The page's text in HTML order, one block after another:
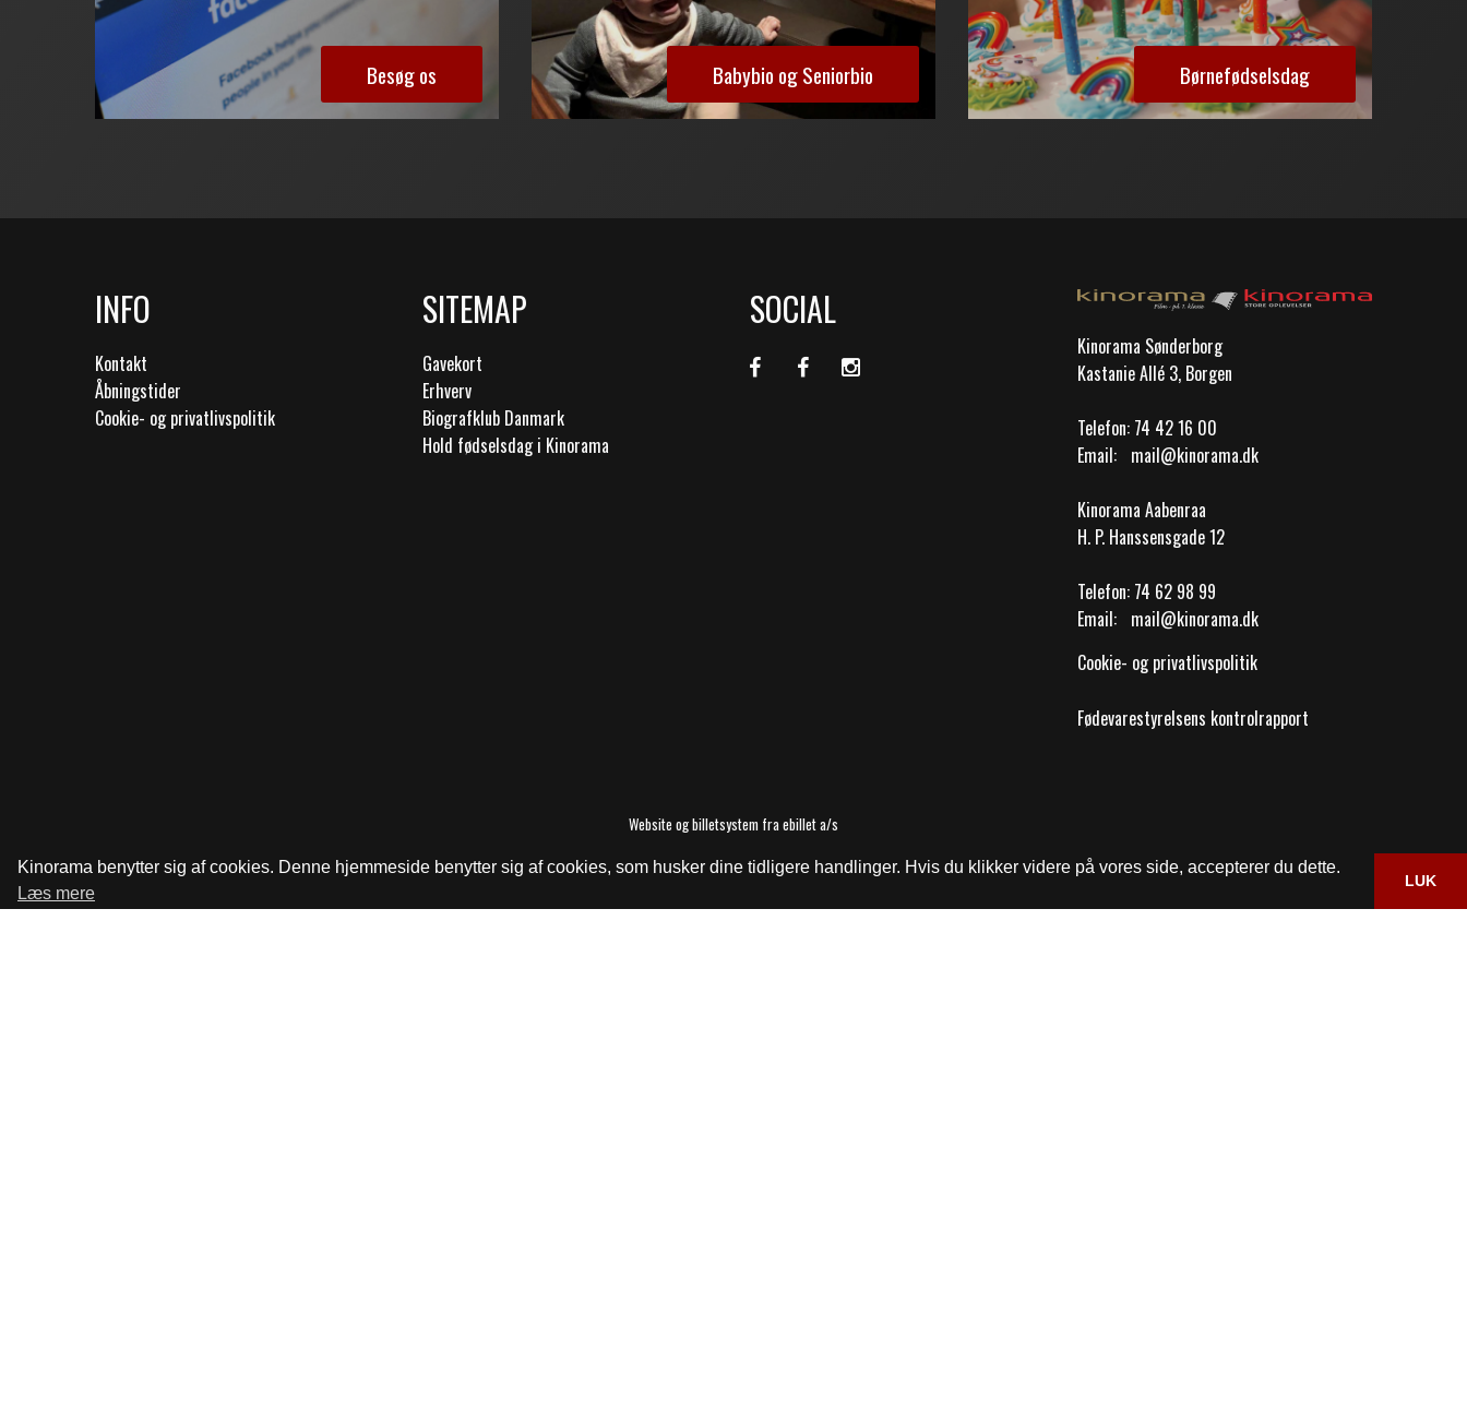
Kinorama benytter sig af cookies. Denne hjemmeside benytter sig af cookies, som husker dine tidligere handlinger. Hvis du klikker videre på vores side, accepterer du dette.
Læs mere
LUK
Besøg os Babybio og Seniorbio Børnefødselsdag
INFO
Kontakt
Åbningstider
Cookie- og privatlivspolitik
SITEMAP
Gavekort
Erhverv
Biografklub Danmark
Hold fødselsdag i Kinorama
SOCIAL
Kinorama Sønderborg
Kastanie Allé 3, Borgen
Telefon: 74 42 16 00
Email: mail@kinorama.dk
Kinorama Aabenraa
H. P. Hanssensgade 12
Telefon: 74 62 98 99
Email: mail@kinorama.dk
Cookie- og privatlivspolitik
Fødevarestyrelsens kontrolrapport
Website og billetsystem fra ebillet a/s